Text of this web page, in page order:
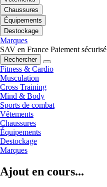
Chaussures
Équipements
Destockage
Marques
SAV en France Paiement sécurisé
Rechercher
Fitness & Cardio
Musculation
Cross Training
Mind & Body
Sports de combat
Vêtements
Chaussures
Équipements
Destockage
Marques
Ajout en cours...